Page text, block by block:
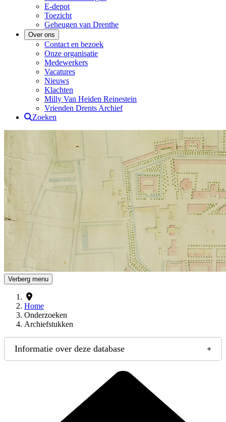
E-depot
Toezicht
Geheugen van Drenthe
Over ons
Contact en bezoek
Onze organisatie
Medewerkers
Vacatures
Nieuws
Klachten
Milly Van Heiden Reinestein
Vrienden Drents Archief
Zoeken
Drents Archief
Verberg menu
Home
Onderzoeken
Archiefstukken
Informatie over deze database